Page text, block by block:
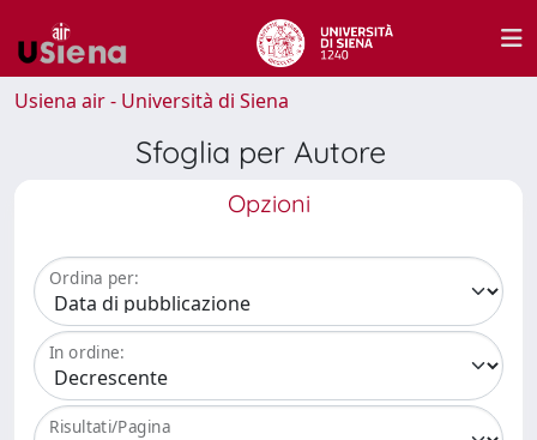
Usiena air - Università di Siena
Sfoglia per Autore
Opzioni
Ordina per:
In ordine:
Risultati/Pagina